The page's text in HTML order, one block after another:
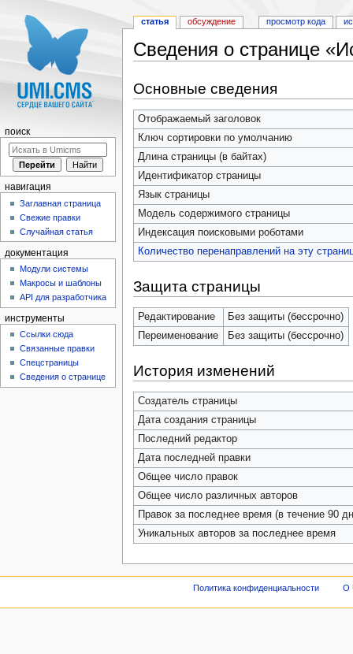
Сведения о странице
Основные сведения
Отображаемый заголовок
Ключ сортировки по умолчанию
Длина страницы (в байтах)
Идентификатор страницы
Язык страницы
Модель содержимого страницы
Индексация поисковыми роботами
Количество перенаправлений на эту
Защита страницы
Редактирование
Без защиты (бессрочно)
Переименование
Без защиты (бессрочно)
История изменений
Создатель страницы
Дата создания страницы
Последний редактор
Дата последней правки
Общее число правок
Общее число различных авторов
Правок за последнее время (в течение 90
Уникальных авторов за последнее время
статья обсуждение просмотр кода
поиск
навигация
Заглавная страница
Свежие правки
Случайная статья
документация
Модули системы
Макросы и шаблоны
API для разработчика
инструменты
Ссылки сюда
Связанные правки
Спецстраницы
Сведения о странице
Политика конфиденциальности О